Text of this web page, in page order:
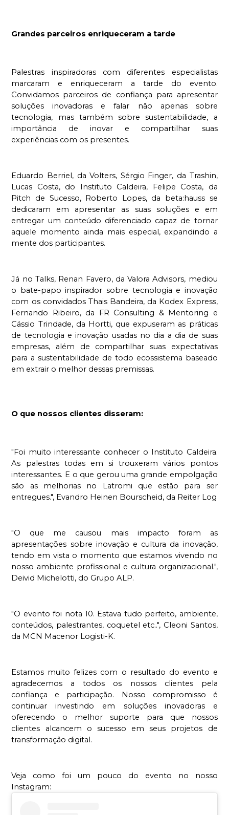
Grandes parceiros enriqueceram a tarde
Palestras inspiradoras com diferentes especialistas
marcaram e enriqueceram a tarde do evento.
Convidamos parceiros de confiança para apresentar
soluções inovadoras e falar não apenas sobre
tecnologia, mas também sobre sustentabilidade, a
importância de inovar e compartilhar suas
experiências com os presentes.
Eduardo Berriel, da Volters, Sérgio Finger, da Trashin,
Lucas Costa, do Instituto Caldeira, Felipe Costa, da
Pitch de Sucesso, Roberto Lopes, da beta:hauss se
dedicaram em apresentar as suas soluções e em
entregar um conteúdo diferenciado capaz de tornar
aquele momento ainda mais especial, expandindo a
mente dos participantes.
Já no Talks, Renan Favero, da Valora Advisors, mediou
o bate-papo inspirador sobre tecnologia e inovação
com os convidados Thais Bandeira, da Kodex Express,
Fernando Ribeiro, da FR Consulting & Mentoring e
Cássio Trindade, da Hortti, que expuseram as práticas
de tecnologia e inovação usadas no dia a dia de suas
empresas, além de compartilhar suas expectativas
para a sustentabilidade de todo ecossistema baseado
em extrair o melhor dessas premissas.
O que nossos clientes disseram:
"Foi muito interessante conhecer o Instituto Caldeira.
As palestras todas em si trouxeram vários pontos
interessantes. E o que gerou uma grande empolgação
são as melhorias no Latromi que estão para ser
entregues.", Evandro Heinen Bourscheid, da Reiter Log
"O que me causou mais impacto foram as
apresentações sobre inovação e cultura da inovação,
tendo em vista o momento que estamos vivendo no
nosso ambiente profissional e cultura organizacional.",
Deivid Michelotti, do Grupo ALP.
"O evento foi nota 10. Estava tudo perfeito, ambiente,
conteúdos, palestrantes, coquetel etc..", Cleoni Santos,
da MCN Macenor Logisti-K.
Estamos muito felizes com o resultado do evento e
agradecemos a todos os nossos clientes pela
confiança e participação. Nosso compromisso é
continuar investindo em soluções inovadoras e
oferecendo o melhor suporte para que nossos
clientes alcancem o sucesso em seus projetos de
transformação digital.
Veja como foi um pouco do evento no nosso
Instagram: